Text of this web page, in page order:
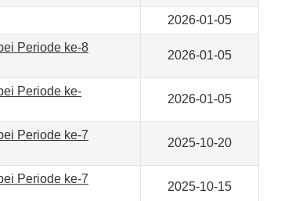
2026-01-05
Periode ke-8
2026-01-05
Periode ke-
2026-01-05
Periode ke-7
2025-10-20
Periode ke-7
2025-10-15